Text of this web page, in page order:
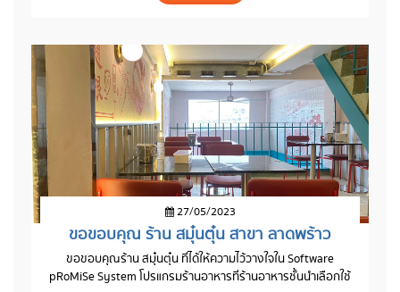
27/05/2023
ขอขอบคุณ ร้าน สมุ๋นตุ๋น สาขา ลาดพร้าว
ขอขอบคุณร้าน สมุ๋นตุ๋น ที่ได้ให้ความไว้วางใจใน Software
pRoMiSe System โปรแกรมร้านอาหารที่ร้านอาหารชั้นนำเลือกใช้